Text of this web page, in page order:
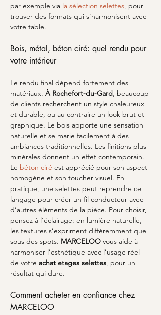
par exemple via la sélection selettes, pour
trouver des formats qui s’harmonisent avec
votre table.
Bois, métal, béton ciré: quel rendu pour
votre intérieur
Le rendu final dépend fortement des
matériaux. À Rochefort-du-Gard, beaucoup
de clients recherchent un style chaleureux
et durable, ou au contraire un look brut et
graphique. Le bois apporte une sensation
naturelle et se marie facilement à des
ambiances traditionnelles. Les finitions plus
minérales donnent un effet contemporain.
Le béton ciré est apprécié pour son aspect
homogène et son toucher visuel. En
pratique, une selettes peut reprendre ce
langage pour créer un fil conducteur avec
d’autres éléments de la pièce. Pour choisir,
pensez à l’éclairage: en lumière naturelle,
les textures s’expriment différemment que
sous des spots. MARCELOO vous aide à
harmoniser l’esthétique avec l’usage réel
de votre achat etages selettes, pour un
résultat qui dure.
Comment acheter en confiance chez
MARCELOO